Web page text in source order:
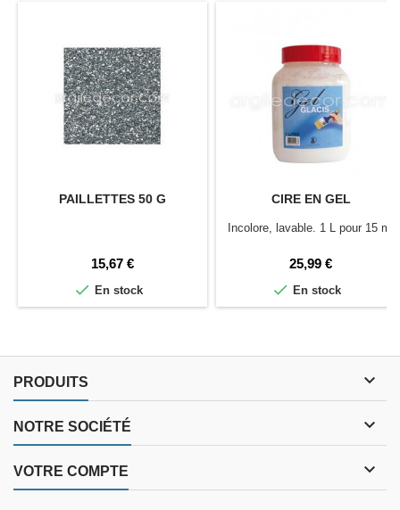
PAILLETTES 50 G
Prix
15,67 €
 En stock
CIRE EN GEL
Incolore, lavable. 1 L pour 15 m²
Prix
25,99 €
 En stock
PRODUITS 
NOTRE SOCIÉTÉ 
VOTRE COMPTE 